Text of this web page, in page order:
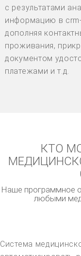
с результатами
информацию в
дополняя
проживания,
документом
платежами и т.д.
КТО
Наше программное
любыми
Система